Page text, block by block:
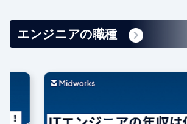
エンジニアの職種